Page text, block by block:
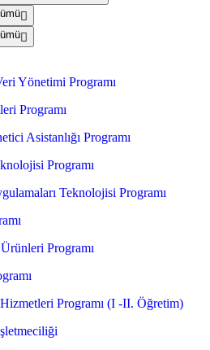
Yönetimi Programı
Programı
Asistanlığı Programı
Programı
Teknolojisi Programı
Programı
Programı (I -II. Öğretim)